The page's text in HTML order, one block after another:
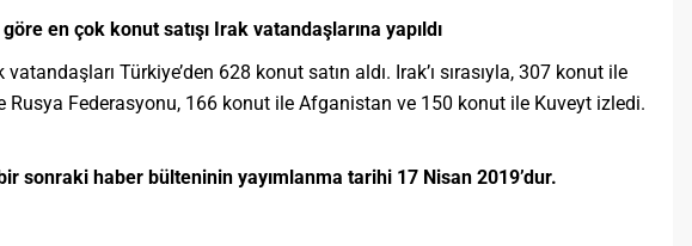
en çok konut satışı Irak vatandaşlarına yapıldı
Türkiye’den 628 konut satın aldı. Irak’ı sırasıyla, 307 konut ile
Rusya Federasyonu, 166 konut ile Afganistan ve 150 konut ile Kuveyt izledi.
sonraki haber bülteninin yayımlanma tarihi 17 Nisan 2019’dur.